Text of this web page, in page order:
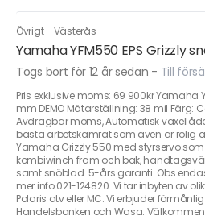
Övrigt · Västerås
Yamaha YFM550 EPS Grizzly
Togs bort för 12 år sedan - Till
Pris exklusive moms: 69 900kr Yamaha
mm DEMO Mätarställning: 38 mil Färg:
Avdragbar moms, Automatisk
bästa arbetskamrat som även är rolig
Yamaha Grizzly 550 med styrservo
kombiwinch fram och bak,
samt snöblad. 5-års garanti. Obs
mer info 021-124820. Vi tar inbyten av
Polaris atv eller MC. Vi erbjuder
Handelsbanken och Wasa.